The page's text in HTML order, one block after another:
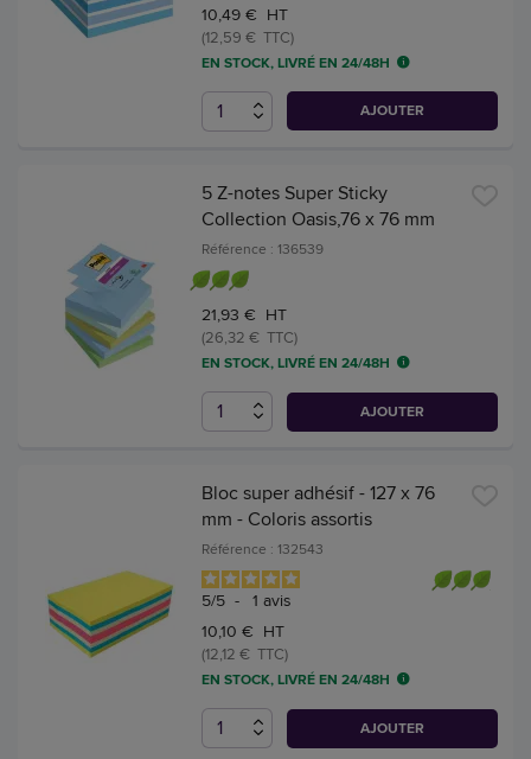
10,49 € HT
(12,59 € TTC)
EN STOCK, LIVRÉ EN 24/48H
AJOUTER
5 Z-notes Super Sticky
Collection Oasis,76 x 76 mm
Référence : 136539
21,93 € HT
(26,32 € TTC)
EN STOCK, LIVRÉ EN 24/48H
AJOUTER
Bloc super adhésif - 127 x 76
mm - Coloris assortis
Référence : 132543
5/5 - 1 avis
10,10 € HT
(12,12 € TTC)
EN STOCK, LIVRÉ EN 24/48H
AJOUTER